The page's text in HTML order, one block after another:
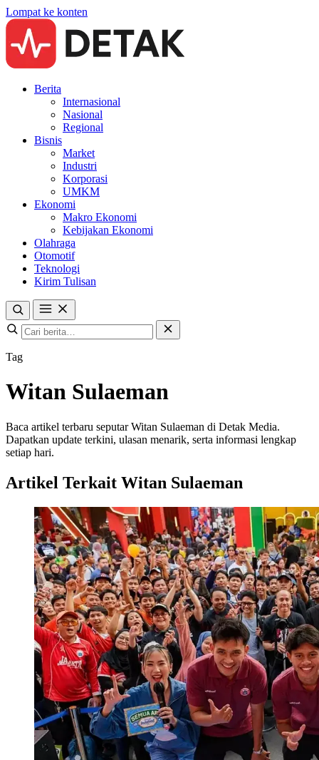
Lompat ke konten
Berita
Internasional
Nasional
Regional
Bisnis
Market
Industri
Korporasi
UMKM
Ekonomi
Makro Ekonomi
Kebijakan Ekonomi
Olahraga
Otomotif
Teknologi
Kirim Tulisan
Tag
Witan Sulaeman
Baca artikel terbaru seputar Witan Sulaeman di Detak Media.
Dapatkan update terkini, ulasan menarik, serta informasi lengkap
setiap hari.
Artikel Terkait Witan Sulaeman